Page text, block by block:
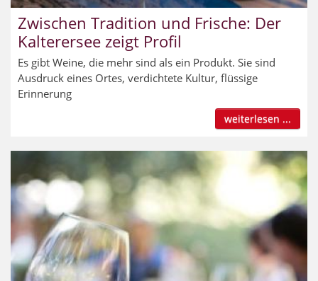
Zwischen Tradition und Frische: Der
Kalterersee zeigt Profil
Es gibt Weine, die mehr sind als ein Produkt. Sie sind
Ausdruck eines Ortes, verdichtete Kultur, flüssige
Erinnerung
weiterlesen ...